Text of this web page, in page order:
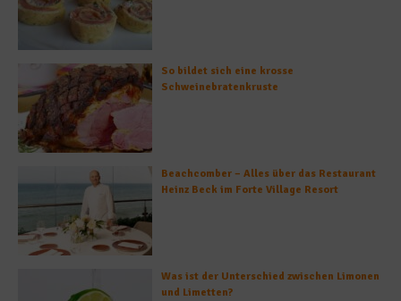
So bildet sich eine krosse
Schweinebratenkruste
Beachcomber – Alles über das Restaurant
Heinz Beck im Forte Village Resort
Was ist der Unterschied zwischen Limonen
und Limetten?